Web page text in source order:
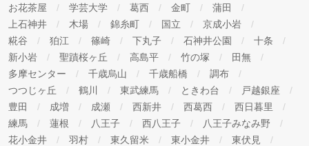
お花茶屋
学芸大学 葛西 金町
蒲田
上石神井
木場 錦糸町 国立
京成小岩
糀谷
狛江 篠崎 下丸子 石神井公園
十条
新小岩
聖蹟桜ヶ丘 高島平 竹の塚
田無
多摩センター
千歳烏山 千歳船橋
調布
つつじヶ丘
鶴川 東武練馬 ときわ台
戸越銀座
豊田
成増 成瀬 西新井 西葛西
西日暮里
練馬
蓮根 八王子 西八王子
八王子みなみ野
花小金井
羽村 東久留米 東小金井
東伏見